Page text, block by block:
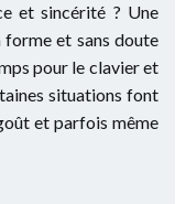
et sincérité ? Une
et sans doute
pour le clavier et
situations font
et parfois même